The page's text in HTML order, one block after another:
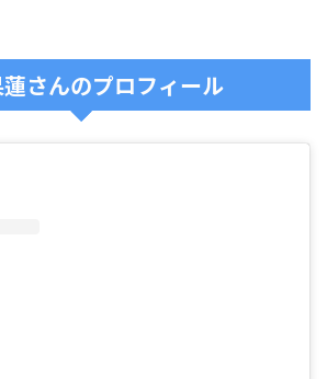
さんのプロフィール